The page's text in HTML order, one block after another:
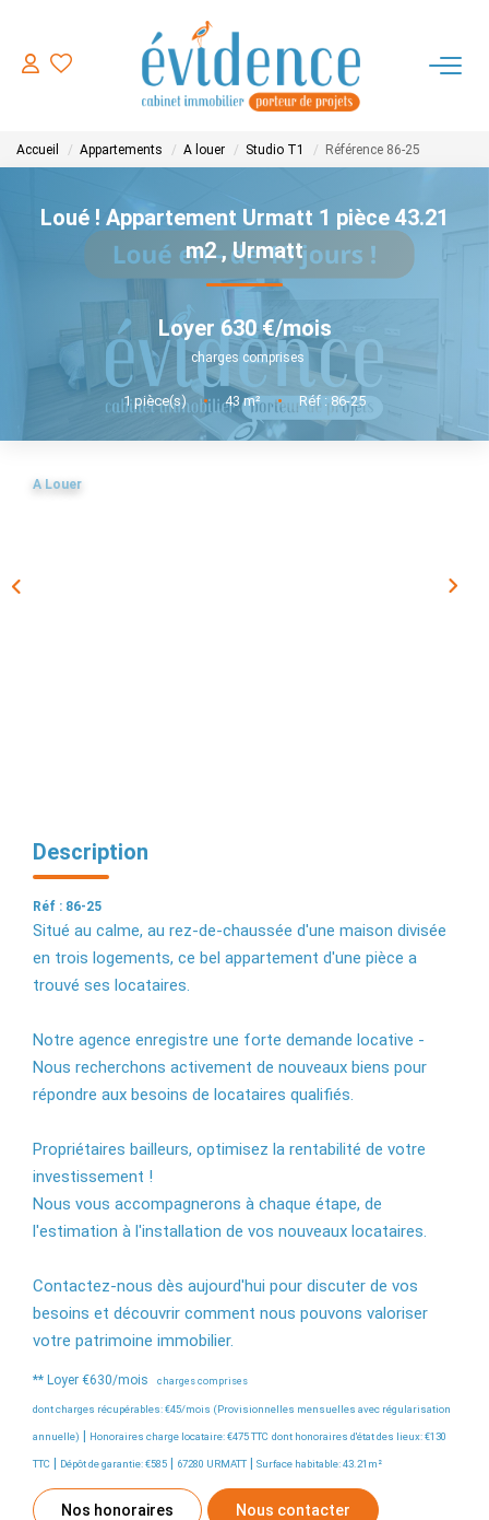
ACHETER
LOUER
ESTIMER
FAIRE GERER
NOTRE AGENCE
CONTACT
Accueil Appartements A louer Studio T1 Référence 86-25
Loué ! Appartement Urmatt 1 pièce 43.21
m2,Urmatt
Loyer 630 €/mois
charges comprises
1pièce(s) • 43 m² • Réf : 86-25
A Louer
Description
Réf : 86-25
Situé au calme, au rez-de-chaussée d'une maison divisée
en trois logements, ce bel appartement d'une pièce a
trouvé ses locataires.
Notre agence enregistre une forte demande locative -
Nous recherchons activement de nouveaux biens pour
répondre aux besoins de locataires qualifiés.
Propriétaires bailleurs, optimisez la rentabilité de votre
investissement !
Nous vous accompagnerons à chaque étape, de
l'estimation à l'installation de vos nouveaux locataires.
Contactez-nous dès aujourd'hui pour discuter de vos
besoins et découvrir comment nous pouvons valoriser
votre patrimoine immobilier.
** Loyer €630/mois charges comprises
dont charges récupérables: €45/mois (Provisionnelles mensuelles avec régularisation
annuelle) | Honoraires charge locataire: €475 TTC dont honoraires d'état des lieux: €130
TTC | Dépôt de garantie: €585 | 67280 URMATT | Surface habitable: 43.21m²
Nos honoraires Nous contacter